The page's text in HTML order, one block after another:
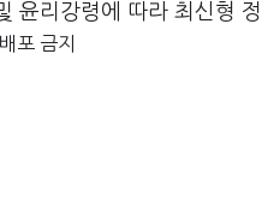
윤리강령에 따라 최신형
포 금지